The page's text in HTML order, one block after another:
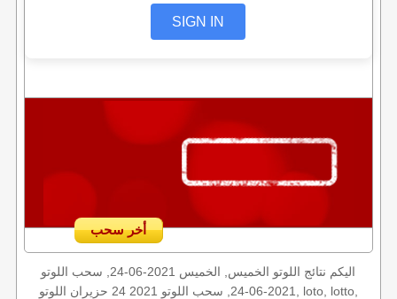
SIGN IN
أخر سحب
اليكم نتائج اللوتو الخميس, الخميس 2021-06-24, سحب اللوتو
2021-06-24, سحب اللوتو 2021 24 حزيران اللوتو, loto, lotto,